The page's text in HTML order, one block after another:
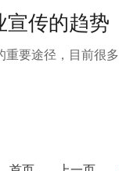
宣传的趋势
要途径，目前很